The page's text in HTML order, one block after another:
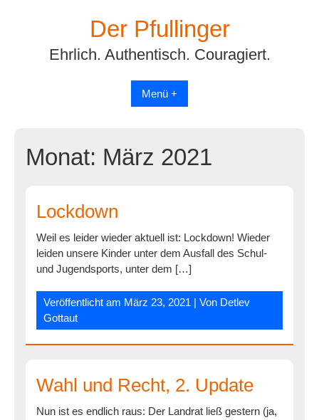
Der Pfullinger
Ehrlich. Authentisch. Couragiert.
Menü +
Monat: März 2021
Lockdown
Weil es leider wieder aktuell ist: Lockdown! Wieder
leiden unsere Kinder unter dem Ausfall des Schul-
und Jugendsports, unter dem […]
Veröffentlicht am März 23, 2021 | Von Detlev
Gottaut
Wahl und Recht, 2. Update
Nun ist es endlich raus: Der Landrat ließ gestern (ja,